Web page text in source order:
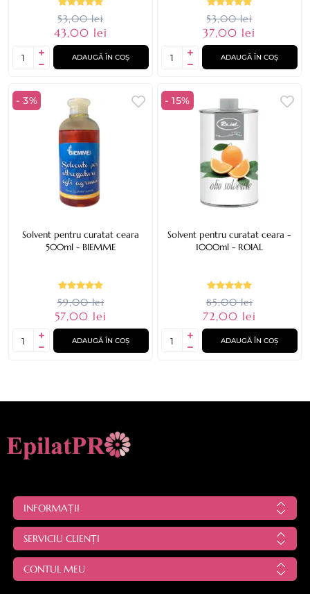
53,00 lei
43,00 lei
ADAUGĂ ÎN COȘ
53,00 lei
37,00 lei
ADAUGĂ ÎN COȘ
- 3%
Solvent pentru curatat ceara
500ml - BIEMME
59,00 lei
57,00 lei
ADAUGĂ ÎN COȘ
- 15%
Solvent pentru curatat ceara -
1000ml - ROIAL
85,00 lei
72,00 lei
ADAUGĂ ÎN COȘ
INFORMAȚII
SERVICIU CLIENȚI
CONTUL MEU